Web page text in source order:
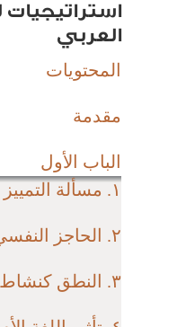
العربي
المحتويات
مقدمة
الباب الأول
١. مسألة التمييز
٢. الحاجز النفسي
٣. النطق كنشاط جسدي